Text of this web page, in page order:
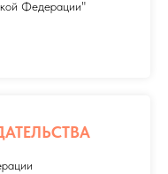
Федерации"